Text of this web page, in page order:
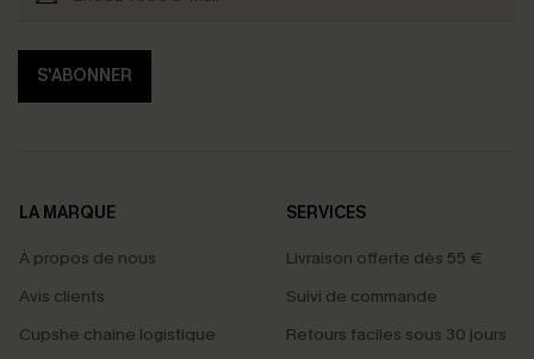
S'ABONNER
LA MARQUE
À propos de nous
Avis clients
Cupshe chaîne logistique
SERVICES
Livraison offerte dès 55 €
Suivi de commande
Retours faciles sous 30 jours